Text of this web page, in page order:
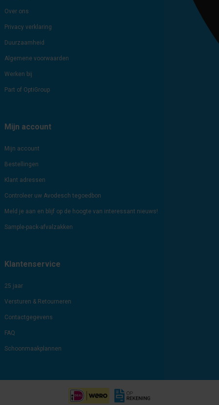
Over ons
Privacy verklaring
Duurzaamheid
Algemene voorwaarden
Werken bij
Part of OptiGroup
Mijn account
Mijn account
Bestellingen
Klant adressen
Controleer uw Avodesch tegoedbon
Meld je aan en blijf op de hoogte van interessant nieuws!
Sample-pack-afvalzakken
Klantenservice
25 jaar
Versturen & Retourneren
Contactgegevens
FAQ
Schoonmaakplannen